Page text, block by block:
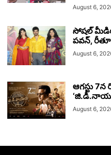
August 6,
సోషల్
పవన్,
August 6,
ఆగస్టు
August 6,